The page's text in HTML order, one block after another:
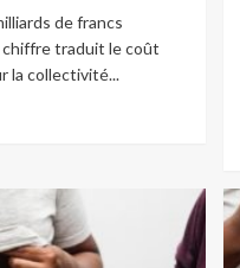
de francs
chiffre traduit le coût
la collectivité...